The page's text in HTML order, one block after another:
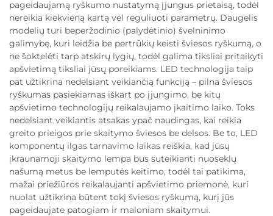
pageidaujamą ryškumo nustatymą įjungus prietaisą, todėl
nereikia kiekvieną kartą vėl reguliuoti parametrų. Daugelis
modelių turi beperžodinio (palydėtinio) švelninimo
galimybę, kuri leidžia be pertrūkių keisti šviesos ryškumą, o
ne šoktelėti tarp atskirų lygių, todėl galima tiksliai pritaikyti
apšvietimą tiksliai jūsų poreikiams. LED technologija taip
pat užtikrina nedelsiant veikiančią funkciją – pilna šviesos
ryškumas pasiekiamas iškart po įjungimo, be kitų
apšvietimo technologijų reikalaujamo įkaitimo laiko. Toks
nedelsiant veikiantis atsakas ypač naudingas, kai reikia
greito prieigos prie skaitymo šviesos be delsos. Be to, LED
komponentų ilgas tarnavimo laikas reiškia, kad jūsų
įkraunamoji skaitymo lempa bus suteikianti nuoseklų
našumą metus be lemputės keitimo, todėl tai patikima,
mažai priežiūros reikalaujanti apšvietimo priemonė, kuri
nuolat užtikrina būtent tokį šviesos ryškumą, kurį jūs
pageidaujate patogiam ir maloniam skaitymui.